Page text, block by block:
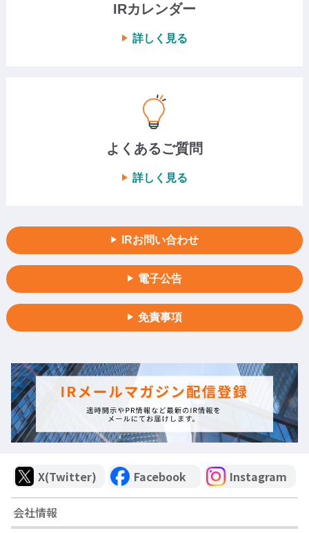
IRカレンダー
詳しく見る
よくあるご質問
詳しく見る
IRお問い合わせ
電子公告
免責事項
X(Twitter) Facebook Instagram
会社情報